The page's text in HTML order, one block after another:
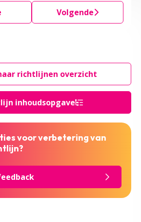
inhoudsopgave
Volgende
richtlijnen overzicht
voor verbetering van